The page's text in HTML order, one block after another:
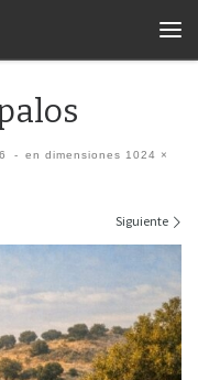
- en dimensiones 1024 ×
Siguiente